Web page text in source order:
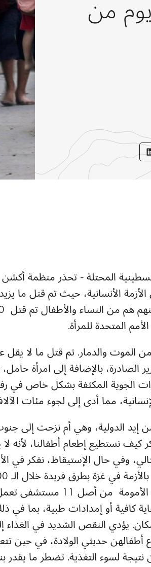
والفتيات بعد 200 يوم من
with
المحتلة - تحذر منظمة أكشن
المتحدة للمرأة.
الصادرة، بالإضافة إلى امرأة
الجوية المكثفة بشكل خاص في
مما أدى إلى لجوء مئات
الدولية، وهي أم نزحت إلى
كيف نستطيع إطعام أطفالنا، لأنه
وفي حال الإستيقاظ، نفكر في
قادرة حاليًا على توفير
كافية أو إمدادات طبية، بما
يؤدي النقص الشديد في الغذاء
أطفالهن حديثي الولادة، في